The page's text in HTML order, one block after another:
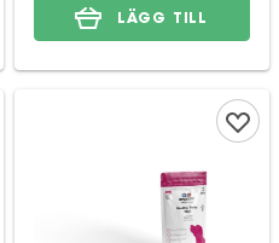
LÄGG TILL